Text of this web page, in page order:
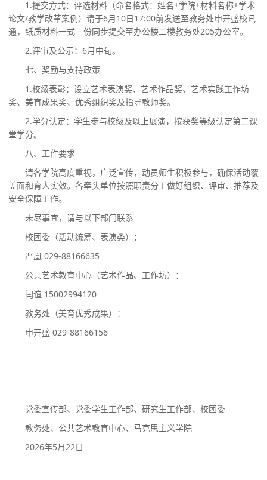
1.提交方式：评选材料（命名格式：姓名+学院+材料名称+学术
论文/教学改革案例）请于6月10日17:00前发送至教务处申开盛校讯
通，纸质材料一式三份同步提交至办公楼二楼教务处205办公室。
2.评审及公示：6月中旬。
七、奖励与支持政策
1.校级表彰：设立艺术表演奖、艺术作品奖、艺术实践工作坊
奖、美育成果奖、优秀组织奖及指导教师奖。
2.学分认定：学生参与校级及以上展演，按获奖等级认定第二课
堂学分。
八、工作要求
请各学院高度重视，广泛宣传，动员师生积极参与，确保活动覆
盖面和育人实效。各牵头单位按照职责分工做好组织、评审、推荐及
安全保障工作。
未尽事宜，请与以下部门联系
校团委（活动统筹、表演类）：
严凰 029-88166635
公共艺术教育中心（艺术作品、工作坊）：
闫谊 15002994120
教务处（美育优秀成果）：
申开盛 029-88166156
党委宣传部、党委学生工作部、研究生工作部、校团委
教务处、公共艺术教育中心、马克思主义学院
2026年5月22日